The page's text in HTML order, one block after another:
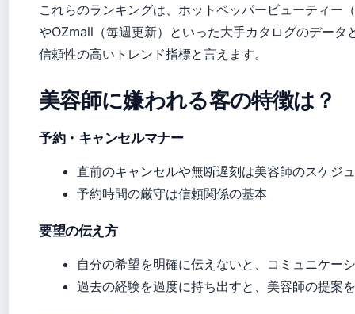
これらのランキングは、ホットペッパービューティー
やOZmall（毎週更新）といった大手カタログのデータ
信頼性の高いトレンド指標と言えます。
美容師に嫌われる客の特徴は？
予約・キャンセルマナー
直前のキャンセルや無断遅刻は美容師のスケジ
予約時間の厳守は信頼関係の基本
要望の伝え方
自分の希望を明確に伝えないと、コミュニケー
過去の経験を過度に持ち出すと、美容師の提案